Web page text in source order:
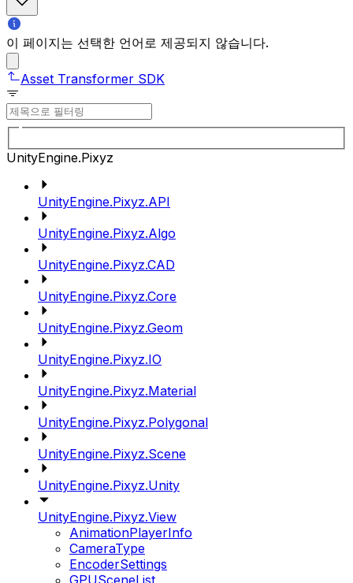
이 페이지는 선택한 언어로 제공되지 않습니다.
Asset Transformer SDK
UnityEngine.Pixyz
UnityEngine.Pixyz.API
UnityEngine.Pixyz.Algo
UnityEngine.Pixyz.CAD
UnityEngine.Pixyz.Core
UnityEngine.Pixyz.Geom
UnityEngine.Pixyz.IO
UnityEngine.Pixyz.Material
UnityEngine.Pixyz.Polygonal
UnityEngine.Pixyz.Scene
UnityEngine.Pixyz.Unity
UnityEngine.Pixyz.View
AnimationPlayerInfo
CameraType
EncoderSettings
GPUSceneList